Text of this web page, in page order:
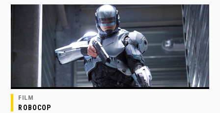
FILM
ROBOCOP